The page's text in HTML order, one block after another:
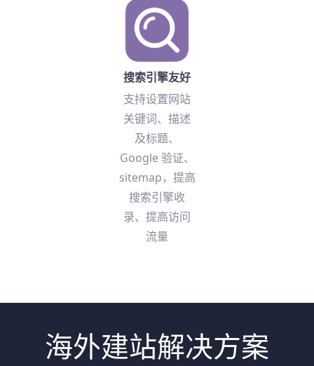
搜索引擎友好
支持设置网站
关键词、描述
及标题、
Google 验证、
sitemap，提高
搜索引擎收
录、提高访问
流量
海外建站解决方案